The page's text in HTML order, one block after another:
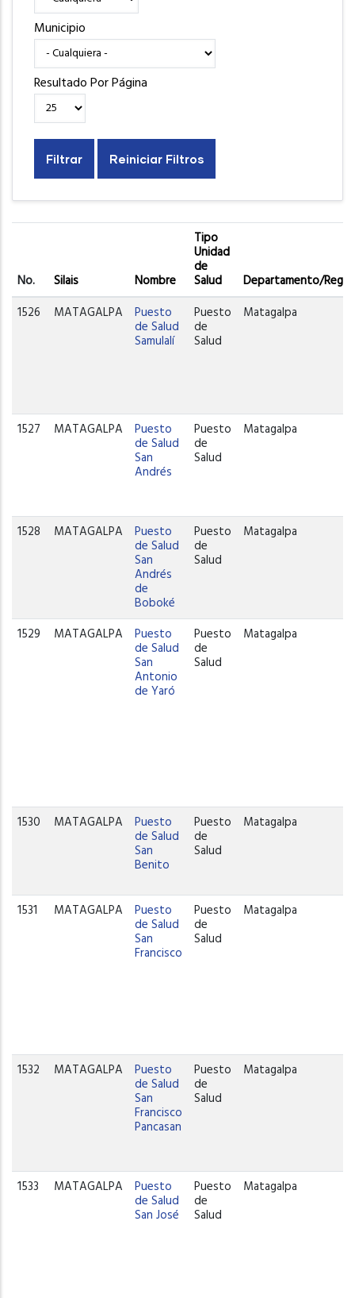
Municipio
Resultado Por Página
No. Silais Nombre
Tipo
Unidad
de
Salud
Departamento/
1526
MATAGALPA Puesto
de Salud
Samulalí
Puesto
de
Salud
Matagalpa
1527 MATAGALPA Puesto
de Salud
San
Andrés
Puesto
de
Salud
Matagalpa
1528 MATAGALPA Puesto
de Salud
San
Andrés
de
Boboké
Puesto
de
Salud
Matagalpa
1529 MATAGALPA Puesto
de Salud
San
Antonio
de Yaró
Puesto
de
Salud
Matagalpa
1530 MATAGALPA Puesto
de Salud
San
Benito
Puesto
de
Salud
Matagalpa
1531 MATAGALPA Puesto
de Salud
San
Francisco
Puesto
de
Salud
Matagalpa
1532 MATAGALPA Puesto
de Salud
San
Francisco
Pancasan
Puesto
de
Salud
Matagalpa
1533 MATAGALPA Puesto
de Salud
San José
Puesto
de
Salud
Matagalpa